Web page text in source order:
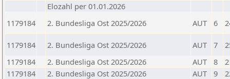
Elozahl per 01.01.2026
1179184
2. Bundesliga Ost 2025/2026 AUT 6
1179184 2. Bundesliga Ost 2025/2026 AUT 7
1179184
2. Bundesliga Ost 2025/2026 AUT 8
1179184
2. Bundesliga Ost 2025/2026 AUT 9